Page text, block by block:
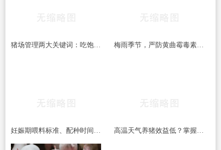
猪场管理两大关键词：吃饱和干燥，做到位了效益差不少 梅雨季节，严防黄曲霉毒素的危害！！！